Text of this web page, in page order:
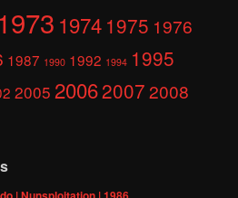
1973 1974 1975 1976
1987 1990 1992 1994 1995
2005 200620072008